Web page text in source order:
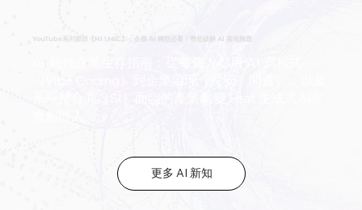
YouTube系列節目【HI ! MIC】：企業 AI 轉型必看！帶您破解 AI 落地難題
更多 AI 新知